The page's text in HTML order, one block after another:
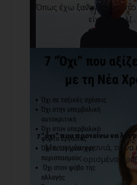
Όπως έχω ξαναγράψει,
είναι ο
7 "όχι" που προτείνω να λες
Με τη νέα χρονιά, το να
ορισμένα